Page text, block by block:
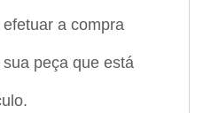
a compra
peça que está